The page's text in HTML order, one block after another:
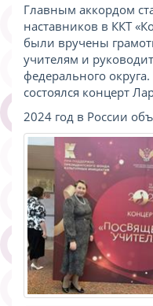
Главным аккордом
наставников в ККТ
были вручены
учителям и
федерального
состоялся концерт
2024 год в России